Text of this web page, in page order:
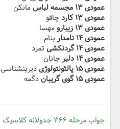
عمودی ۱۳ مجسمه لباس
مانکن
عمودی ۱۳ کارد
چاقو
عمودی ۱۳ زیبارو
مهسا
عمودی ۱۴ نامدار
بنام
عمودی ۱۴ گردنکشی
تمرد
عمودی ۱۴ دلبر
جانان
عمودی ۱۵ پالئونتولوژی
دیرینشناسی
عمودی ۱۵ گوی گریبان
دگمه
جواب مرحله ۳۶۶ جدولانه کلاسیک